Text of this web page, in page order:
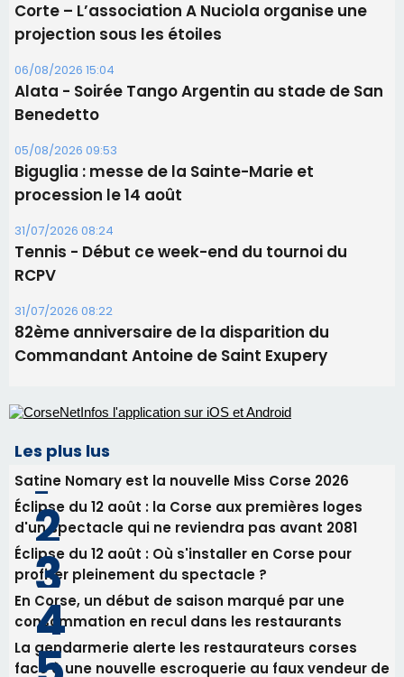
Les brèves
06/08/2026 15:57
Ucciani – Marché des producteurs à Cruculi le
11 août
06/08/2026 15:25
Corte – L’association A Nuciola organise une
projection sous les étoiles
06/08/2026 15:04
Alata - Soirée Tango Argentin au stade de San
Benedetto
05/08/2026 09:53
procession le 14 août
31/07/2026 08:24
Tennis - Début ce week-end du tournoi du
RCPV
31/07/2026 08:22
82ème anniversaire de la disparition du
Commandant Antoine de Saint Exupery
Les plus lus